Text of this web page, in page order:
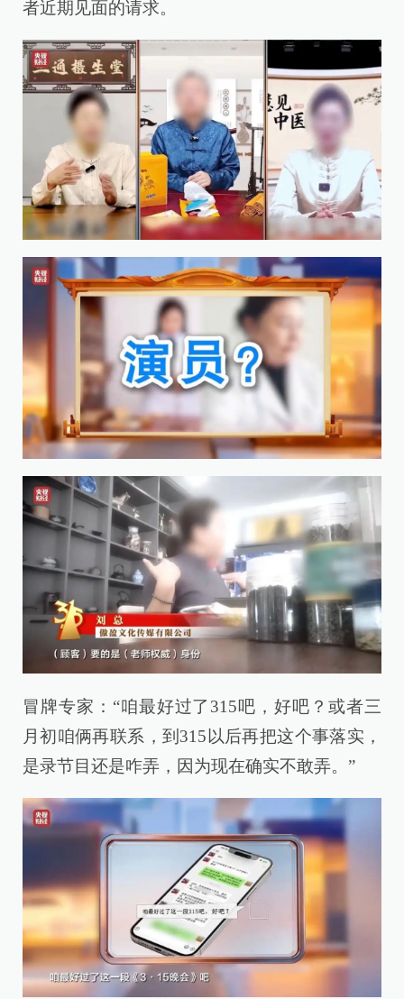
者近期见面的请求。
冒牌专家：“咱最好过了315吧，好吧？或者三
月初咱俩再联系，到315以后再把这个事落实，
是录节目还是咋弄，因为现在确实不敢弄。”